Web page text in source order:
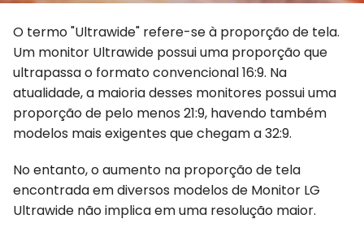
O termo "Ultrawide" refere-se à proporção de tela.
Um monitor Ultrawide possui uma proporção que
ultrapassa o formato convencional 16:9. Na
atualidade, a maioria desses monitores possui uma
proporção de pelo menos 21:9, havendo também
modelos mais exigentes que chegam a 32:9.
No entanto, o aumento na proporção de tela
encontrada em diversos modelos de Monitor LG
Ultrawide não implica em uma resolução maior.